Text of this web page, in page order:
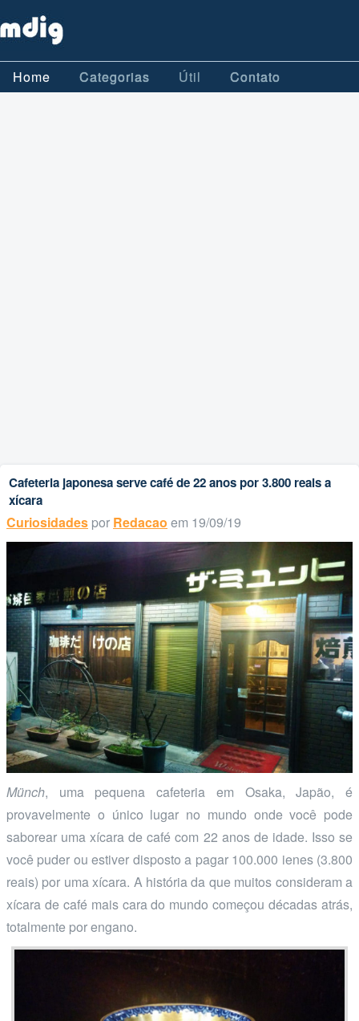
Home Categorias Útil Contato
Cafeteria japonesa serve café de 22 anos por 3.800 reais a
xícara
Curiosidades por Redacao em 19/09/19
Münch, uma pequena cafeteria em Osaka, Japão, é
provavelmente o único lugar no mundo onde você pode
saborear uma xícara de café com 22 anos de idade. Isso se
você puder ou estiver disposto a pagar 100.000 ienes (3.800
reais) por uma xícara. A história da que muitos consideram a
xícara de café mais cara do mundo começou décadas atrás,
totalmente por engano.